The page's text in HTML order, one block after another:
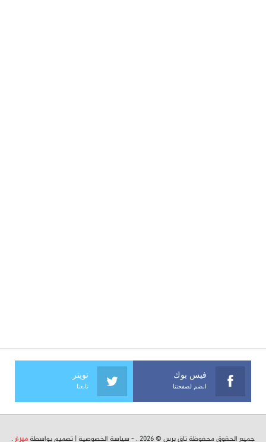
فيس بوك
انضم لصفحتنا
تويتر
تابعنا
جميع الحقوق محفوظة تاق برس © 2026 . - سياسة الخصوصية | تصميم بواسطة ميرغ .